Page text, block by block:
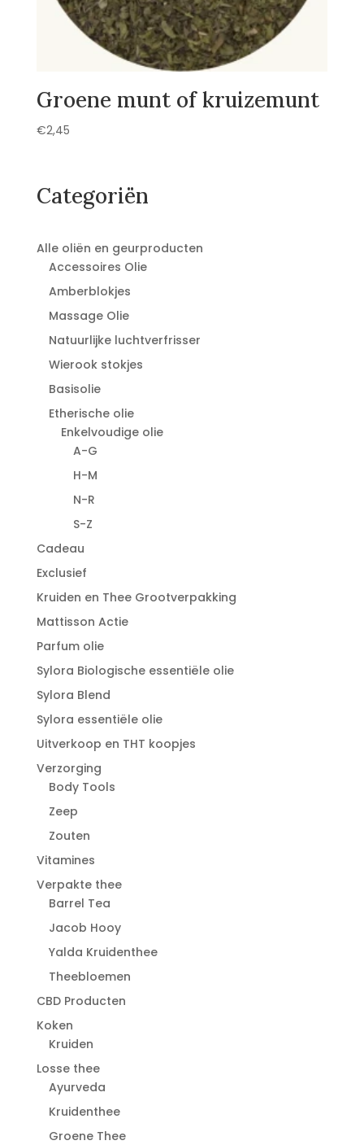
Groene munt of kruizemunt
€2,45
Categoriën
Alle oliën en geurproducten
Accessoires Olie
Amberblokjes
Massage Olie
Natuurlijke luchtverfrisser
Wierook stokjes
Basisolie
Etherische olie
Enkelvoudige olie
A-G
H-M
N-R
S-Z
Cadeau
Exclusief
Kruiden en Thee Grootverpakking
Mattisson Actie
Parfum olie
Sylora Biologische essentiële olie
Sylora Blend
Sylora essentiële olie
Uitverkoop en THT koopjes
Verzorging
Body Tools
Zeep
Zouten
Vitamines
Verpakte thee
Barrel Tea
Jacob Hooy
Yalda Kruidenthee
Theebloemen
CBD Producten
Koken
Kruiden
Losse thee
Ayurveda
Kruidenthee
Groene Thee